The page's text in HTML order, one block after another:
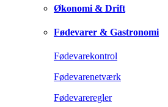
Økonomi & Drift
Fødevarer & Gastronomi
Fødevarekontrol
Fødevarenetværk
Fødevareregler